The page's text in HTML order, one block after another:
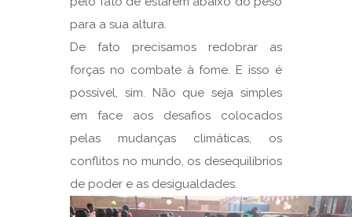
para a sua altura.
De fato precisamos redobrar as
forças no combate à fome. E isso é
possível, sim. Não que seja simples
em face aos desafios colocados
pelas mudanças climáticas, os
conflitos no mundo, os desequilíbrios
de poder e as desigualdades.